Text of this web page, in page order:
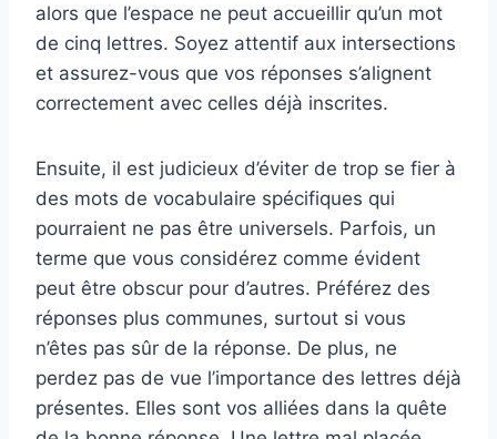
alors que l’espace ne peut accueillir qu’un mot
de cinq lettres. Soyez attentif aux intersections
et assurez-vous que vos réponses s’alignent
correctement avec celles déjà inscrites.
Ensuite, il est judicieux d’éviter de trop se fier à
des mots de vocabulaire spécifiques qui
pourraient ne pas être universels. Parfois, un
terme que vous considérez comme évident
peut être obscur pour d’autres. Préférez des
réponses plus communes, surtout si vous
n’êtes pas sûr de la réponse. De plus, ne
perdez pas de vue l’importance des lettres déjà
présentes. Elles sont vos alliées dans la quête